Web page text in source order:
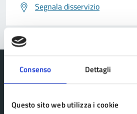
Consenso Dettagli
Questo sito web utilizza i cookie
Segnala disservizio
Comune Lama Mocogno